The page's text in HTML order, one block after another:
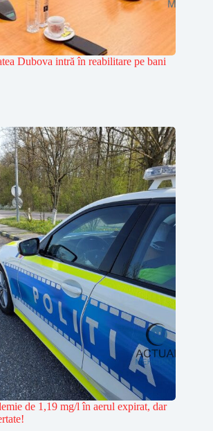
Dubova intră în reabilitare pe bani
de 1,19 mg/l în aerul expirat, dar